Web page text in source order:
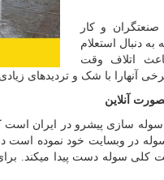
و کار
دنبال استعلام
اتلاف وقت
آنهارا با شک و تردیدهای زیادی
آنلاین
سازی پیشرو در ایران
در وبسایت خود نموده است
کلی سوله دست پیدا میکند.